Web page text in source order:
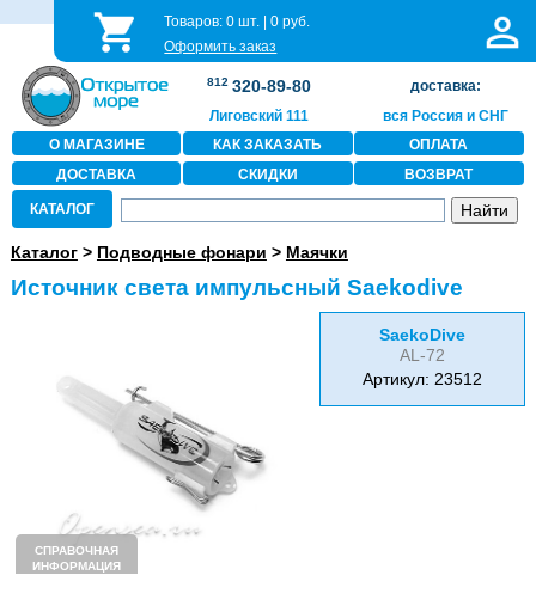
Товаров:0 шт. |0 руб.
Оформить заказ
812 320-89-80
Лиговский 111
доставка:
вся Россия и СНГ
О МАГАЗИНЕ
КАК ЗАКАЗАТЬ
ОПЛАТА
ДОСТАВКА
СКИДКИ ВОЗВРАТ
КАТАЛОГ
Каталог> Подводные фонари > Маячки
Источник света импульсный Saekodive
СПРАВОЧНАЯ
ИНФОРМАЦИЯ
SaekoDive
AL-72
Артикул: 23512